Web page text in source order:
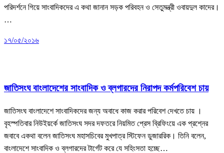
পরিদর্শনে গিয়ে সাংবাদিকদের এ কথা জানান সড়ক পরিবহন ও সেতুমন্ত্রী ওবায়দুল কাদের।
…
১৭/০৫/২০১৬
জাতিসংঘ বাংলাদেশের সাংবাদিক ও ব্লগারদের নিরাপদ কর্মপরিবেশ চায়
জাতিসংঘ বাংলাদেশে সাংবাদিকদের জন্য অবাধে কাজ করার পরিবেশ দেখতে চায় ।
বৃহস্পতিবার নিউইয়র্কে জাতিসংঘ সদর দফতরে নিয়মিত প্রেস ব্রিফিংয়ে এক প্রশ্নের
জবাবে একথা বলেন জাতিসংঘ মহাসচিবের মুখপাত্র স্টিফেন ডুজাররিক। তিনি বলেন,
বাংলাদেশে সাংবাদিক ও ব্লগারদের টার্গেট করে যে সহিংসতা হচ্ছে…